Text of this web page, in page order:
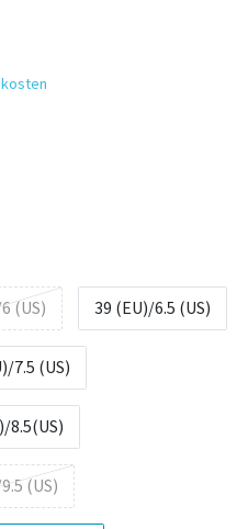
(US) 39 (EU)/6.5 (US)
7.5 (US)
8.5(US)
(US)